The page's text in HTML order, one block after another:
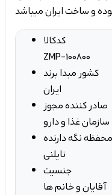
کدکالا
ZMP-100800
کشور مبدا برند
ایران
صادر کننده مجوز
سازمان غذا و دارو
نگه دارنده
نایلنی
جنسیت
آقایان و خانم ها